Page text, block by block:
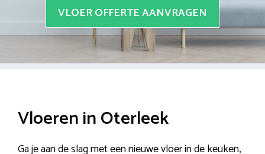
VLOER OFFERTE AANVRAGEN
Vloeren in Oterleek
Ga je aan de slag met een nieuwe vloer in de keuken,